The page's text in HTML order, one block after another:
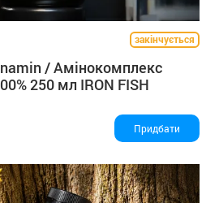
закінчується
/ Амінокомплекс
250 мл IRON FISH
Придбати